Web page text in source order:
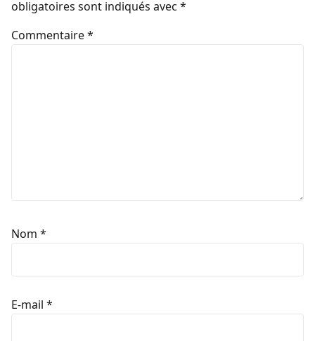
obligatoires sont indiqués avec *
Commentaire*
Nom *
E-mail *